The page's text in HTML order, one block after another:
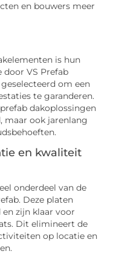
en bouwers meer
is hun
door VS Prefab
om een
te garanderen.
dakoplossingen
maar ook jarenlang
en kwaliteit
onderdeel van de
Deze platen
zijn klaar voor
Dit elimineert de
op locatie en